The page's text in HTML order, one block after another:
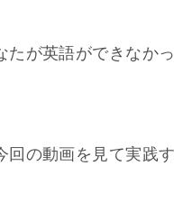
たが英語ができなか
回の動画を見て実践